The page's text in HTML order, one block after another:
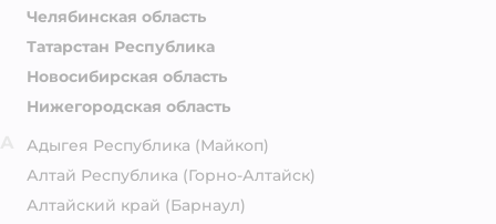
Челябинская область
Татарстан Республика
Новосибирская область
Нижегородская область
Адыгея Республика (Майкоп)
Алтай Республика (Горно-Алтайск)
Алтайский край (Барнаул)